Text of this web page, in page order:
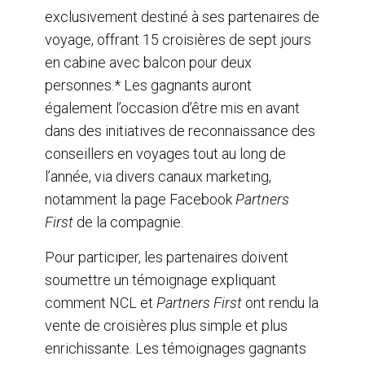
k
n
exclusivement destiné à ses partenaires de
voyage, offrant 15 croisières de sept jours
en cabine avec balcon pour deux
personnes.* Les gagnants auront
également l’occasion d’être mis en avant
dans des initiatives de reconnaissance des
conseillers en voyages tout au long de
l’année, via divers canaux marketing,
notamment la page Facebook Partners
First de la compagnie.
Pour participer, les partenaires doivent
soumettre un témoignage expliquant
comment NCL et Partners First ont rendu la
vente de croisières plus simple et plus
enrichissante. Les témoignages gagnants